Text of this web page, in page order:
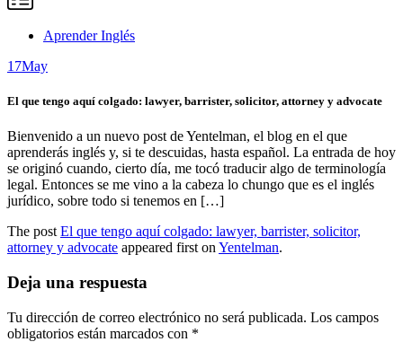
Aprender Inglés
17May
El que tengo aquí colgado: lawyer, barrister, solicitor, attorney y advocate
Bienvenido a un nuevo post de Yentelman, el blog en el que
aprenderás inglés y, si te descuidas, hasta español. La entrada de hoy
se originó cuando, cierto día, me tocó traducir algo de terminología
legal. Entonces se me vino a la cabeza lo chungo que es el inglés
jurídico, sobre todo si tenemos en […]
The post El que tengo aquí colgado: lawyer, barrister, solicitor,
attorney y advocate appeared first on Yentelman.
Deja una respuesta
Tu dirección de correo electrónico no será publicada. Los campos
obligatorios están marcados con *